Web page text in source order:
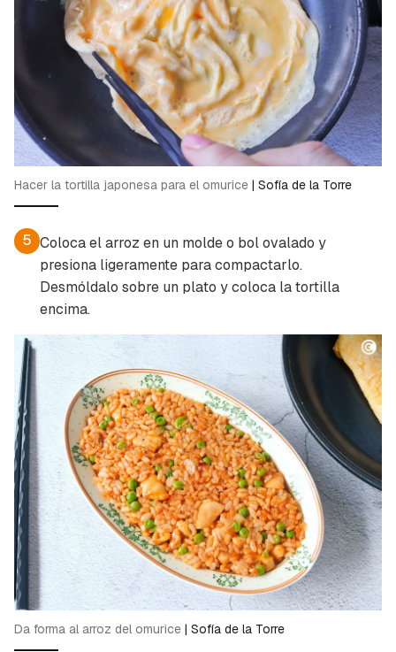
Hacer la tortilla japonesa para el omurice | Sofía de la Torre
5 Coloca el arroz en un molde o bol ovalado y
presiona ligeramente para compactarlo.
Desmóldalo sobre un plato y coloca la tortilla
encima.
Da forma al arroz del omurice | Sofía de la Torre